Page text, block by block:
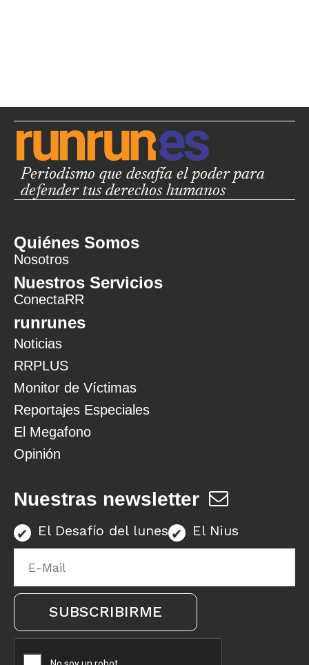
Periodismo que desafía el poder para
defender tus derechos humanos
Quiénes Somos
Nosotros
Nuestros Servicios
ConectaRR
runrunes
Noticias
RRPLUS
Monitor de Víctimas
Reportajes Especiales
El Megafono
Opinión
Nuestras newsletter
El Desafío del lunes El Nius